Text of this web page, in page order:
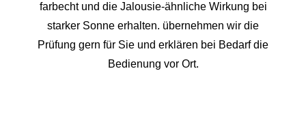
farbecht und die Jalousie-ähnliche Wirkung bei
starker Sonne erhalten. übernehmen wir die
Prüfung gern für Sie und erklären bei Bedarf die
Bedienung vor Ort.